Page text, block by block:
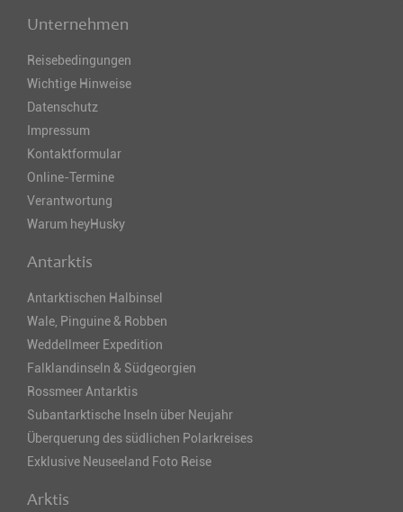
Unternehmen
Reisebedingungen
Wichtige Hinweise
Datenschutz
Impressum
Kontaktformular
Online-Termine
Verantwortung
Warum heyHusky
Antarktis
Antarktischen Halbinsel
Wale, Pinguine & Robben
Weddellmeer Expedition
Falklandinseln & Südgeorgien
Rossmeer Antarktis
Subantarktische Inseln über Neujahr
Überquerung des südlichen Polarkreises
Exklusive Neuseeland Foto Reise
Arktis